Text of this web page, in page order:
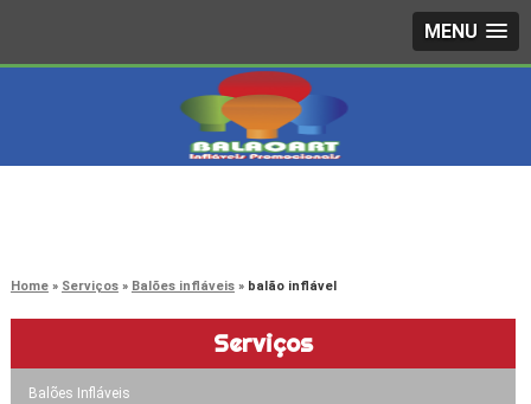
MENU
Home Serviços Balões infláveis balão inflável
Serviços
Balões Infláveis